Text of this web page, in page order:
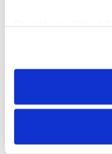
poloze, které
Identifikovali
skenování pro
Zjistěte více o tom,
Svůj souhlas můžete
části Prohlášení o